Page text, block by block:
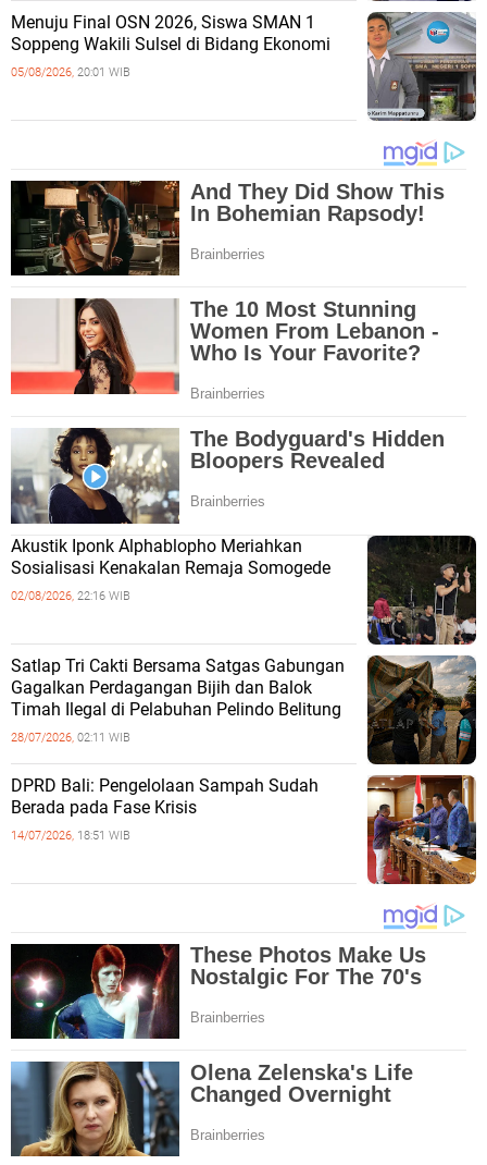
Menuju Final OSN 2026, Siswa SMAN 1
Soppeng Wakili Sulsel di Bidang Ekonomi
05/08/2026, 20:01 WIB
Akustik Iponk Alphablopho Meriahkan
Sosialisasi Kenakalan Remaja Somogede
02/08/2026, 22:16 WIB
Satlap Tri Cakti Bersama Satgas Gabungan
Gagalkan Perdagangan Bijih dan Balok
Timah Ilegal di Pelabuhan Pelindo Belitung
28/07/2026, 02:11 WIB
DPRD Bali: Pengelolaan Sampah Sudah
Berada pada Fase Krisis
14/07/2026, 18:51 WIB